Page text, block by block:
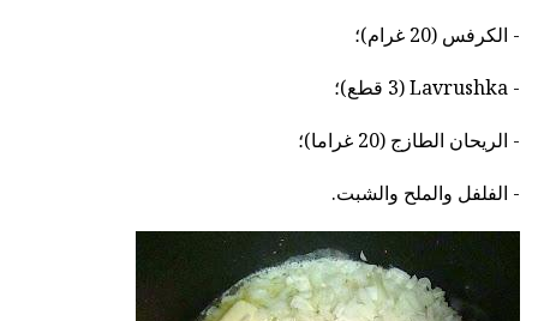
- الكرفس (20 غرام)؛
- Lavrushka (3 قطع)؛
- الريحان الطازج (20 غراما)؛
- الفلفل والملح والشبت.